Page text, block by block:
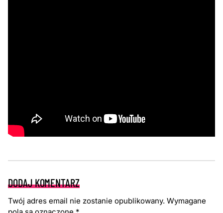
DODAJ KOMENTARZ
Twój adres email nie zostanie opublikowany. Wymagane